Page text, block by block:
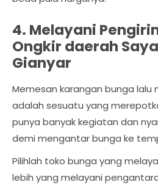
4. Melayani
Ongkir daerah
Gianyar
Memesan karangan bunga lalu
adalah sesuatu yang
punya banyak kegiatan dan
demi mengantar bunga ke
Pilihlah toko bunga yang
lebih yang melayani